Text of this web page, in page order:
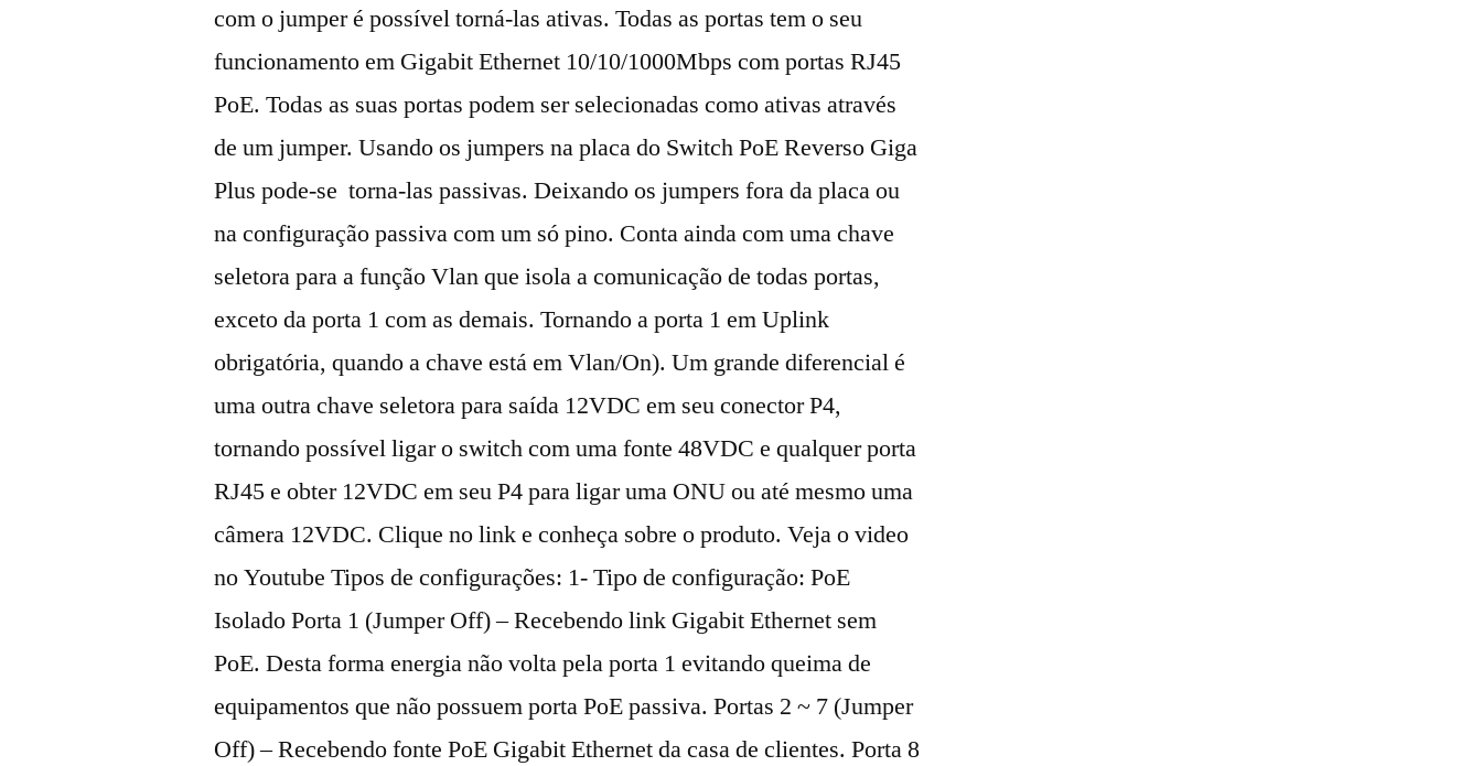
com o jumper é possível torná-las ativas. Todas as portas tem o seu
funcionamento em Gigabit Ethernet 10/10/1000Mbps com portas RJ45
PoE. Todas as suas portas podem ser selecionadas como ativas através
de um jumper. Usando os jumpers na placa do Switch PoE Reverso Giga
Plus pode-se torna-las passivas. Deixando os jumpers fora da placa ou
na configuração passiva com um só pino. Conta ainda com uma chave
seletora para a função Vlan que isola a comunicação de todas portas,
exceto da porta 1 com as demais. Tornando a porta 1 em Uplink
obrigatória, quando a chave está em Vlan/On). Um grande diferencial é
uma outra chave seletora para saída 12VDC em seu conector P4,
tornando possível ligar o switch com uma fonte 48VDC e qualquer porta
RJ45 e obter 12VDC em seu P4 para ligar uma ONU ou até mesmo uma
câmera 12VDC. Clique no link e conheça sobre o produto. Veja o video
no Youtube Tipos de configurações: 1- Tipo de configuração: PoE
Isolado Porta 1 (Jumper Off) – Recebendo link Gigabit Ethernet sem
PoE. Desta forma energia não volta pela porta 1 evitando queima de
equipamentos que não possuem porta PoE passiva. Portas 2 ~ 7 (Jumper
Off) – Recebendo fonte PoE Gigabit Ethernet da casa de clientes. Porta 8